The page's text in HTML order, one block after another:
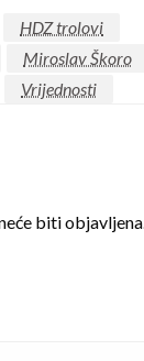
HDZ trolovi
Miroslav Škoro
Vrijednosti
biti objavljena.